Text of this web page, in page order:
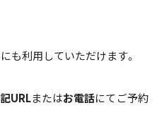
も利用していただけます。
URLまたはお電話にてご予約